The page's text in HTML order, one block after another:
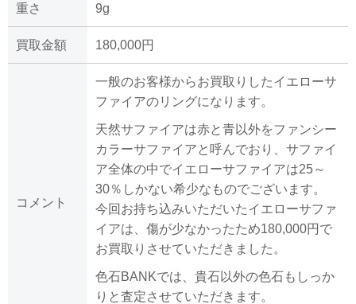
重さ 9g
買取金額 180,000円
コメント
一般のお客様からお買取りしたイエローサ
ファイアのリングになります。
天然サファイアは赤と青以外をファンシー
カラーサファイアと呼んでおり、サファイ
ア全体の中でイエローサファイアは25～
30％しかない希少なものでございます。
今回お持ち込みいただいたイエローサファ
イアは、傷が少なかったため180,000円で
お買取りさせていただきました。
色石BANKでは、貴石以外の色石もしっか
りと査定させていただきます。